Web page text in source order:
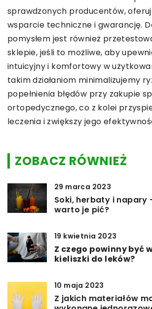
sprawdzonych producentów,
wsparcie techniczne i gwarancję.
pomysłem jest również
sklepie, jeśli to możliwe, aby
intuicyjny i komfortowy w
takim działaniom minimalizujemy
popełnienia błędów przy zakupie
ortopedycznego, co z kolei
leczenia i zwiększy jego
ZOBACZ RÓWNIEŻ
29 marca 2023
Soki, herbaty i napary
warto je pić?
19 kwietnia 2023
Z czego powinny być
kieliszki do leków?
10 maja 2023
Z jakich materiałów